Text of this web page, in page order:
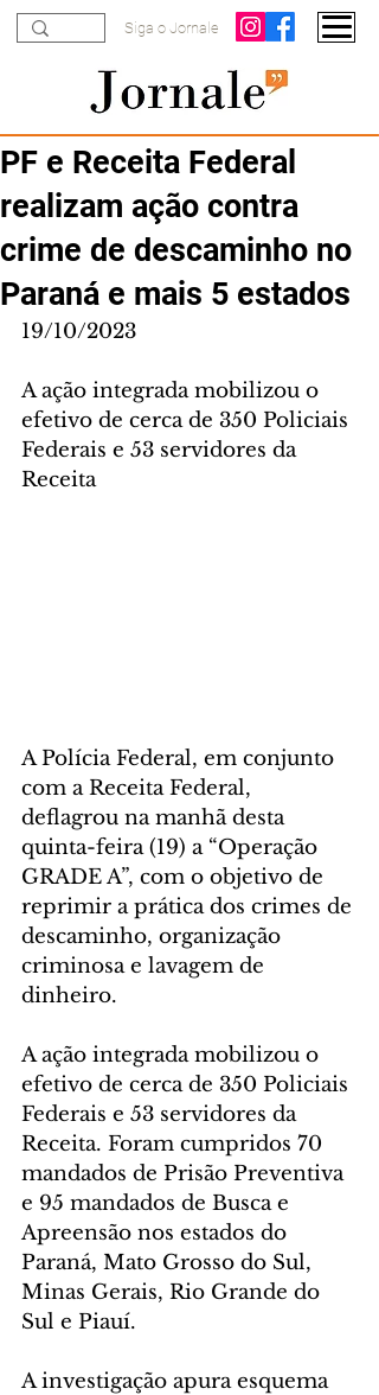
Siga o Jornale
PF e Receita Federal
realizam ação contra
crime de descaminho no
Paraná e mais 5 estados
19/10/2023
A ação integrada mobilizou o
efetivo de cerca de 350 Policiais
Federais e 53 servidores da
Receita
A Polícia Federal, em conjunto
com a Receita Federal,
deflagrou na manhã desta
quinta-feira (19) a “Operação
GRADE A”, com o objetivo de
reprimir a prática dos crimes de
descaminho, organização
criminosa e lavagem de
dinheiro.
A ação integrada mobilizou o
efetivo de cerca de 350 Policiais
Federais e 53 servidores da
Receita. Foram cumpridos 70
mandados de Prisão Preventiva
e 95 mandados de Busca e
Apreensão nos estados do
Paraná, Mato Grosso do Sul,
Minas Gerais, Rio Grande do
Sul e Piauí.
A investigação apura esquema